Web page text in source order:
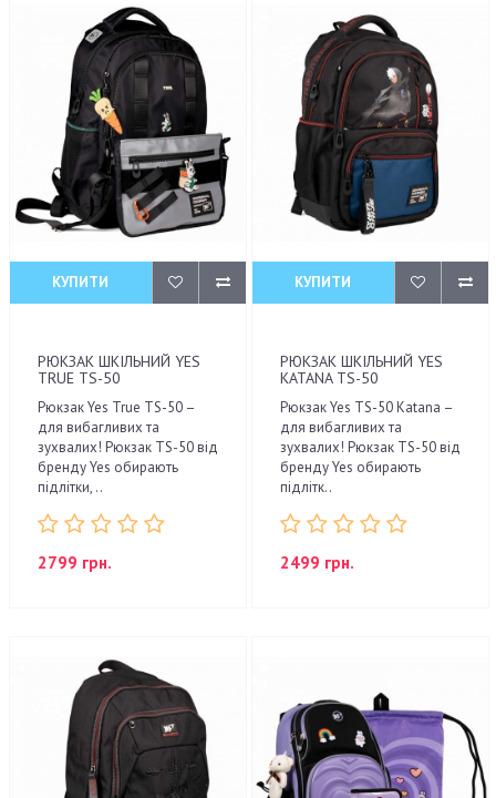
КУПИТИ
РЮКЗАК ШКІЛЬНИЙ YES
TRUE TS-50
Рюкзак Yes True TS-50 –
для вибагливих та
зухвалих! Рюкзак TS-50 від
бренду Yes обирають
підлітки, ..
2799 грн.
КУПИТИ
РЮКЗАК ШКІЛЬНИЙ YES
KATANA TS-50
Рюкзак Yes TS-50 Katana –
для вибагливих та
зухвалих! Рюкзак TS-50 від
бренду Yes обирають
підлітк..
2499 грн.